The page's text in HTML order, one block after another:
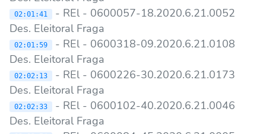
02:01:41
- REl - 0600057-18.2020.6.21.0052
Des. Eleitoral Fraga
02:01:59
- REl - 0600318-09.2020.6.21.0108
Des. Eleitoral Fraga
02:02:13
- REl - 0600226-30.2020.6.21.0173
Des. Eleitoral Fraga
02:02:33
- REl - 0600102-40.2020.6.21.0046
Des. Eleitoral Fraga